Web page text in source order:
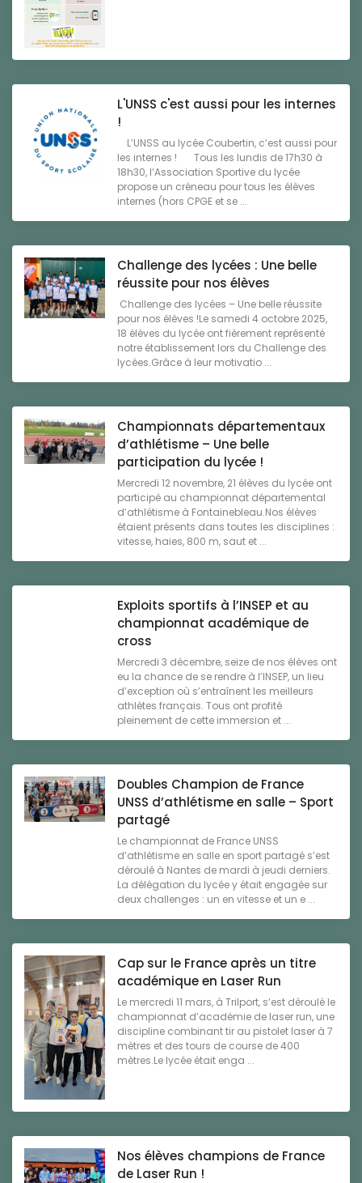
L'UNSS c'est aussi pour les internes
!
L’UNSS au lycée Coubertin, c’est aussi pour
les internes ! Tous les lundis de 17h30 à
18h30, l’Association Sportive du lycée
propose un créneau pour tous les élèves
internes (hors CPGE et se ...
Challenge des lycées : Une belle
réussite pour nos élèves
Challenge des lycées – Une belle réussite
pour nos élèves !Le samedi 4 octobre 2025,
18 élèves du lycée ont fièrement représenté
notre établissement lors du Challenge des
lycées.Grâce à leur motivatio ...
Championnats départementaux
d’athlétisme – Une belle
participation du lycée !
Mercredi 12 novembre, 21 élèves du lycée ont
participé au championnat départemental
d’athlétisme à Fontainebleau.Nos élèves
étaient présents dans toutes les disciplines :
vitesse, haies, 800 m, saut et ...
Exploits sportifs à l’INSEP et au
championnat académique de
cross
Mercredi 3 décembre, seize de nos élèves ont
eu la chance de se rendre à l’INSEP, un lieu
d’exception où s’entraînent les meilleurs
athlètes français. Tous ont profité
pleinement de cette immersion et ...
Doubles Champion de France
UNSS d’athlétisme en salle – Sport
partagé
Le championnat de France UNSS
d’athlétisme en salle en sport partagé s’est
déroulé à Nantes de mardi à jeudi derniers.
La délégation du lycée y était engagée sur
deux challenges : un en vitesse et un e ...
Cap sur le France après un titre
académique en Laser Run
Le mercredi 11 mars, à Trilport, s’est déroulé le
championnat d’académie de laser run, une
discipline combinant tir au pistolet laser à 7
mètres et des tours de course de 400
mètres.Le lycée était enga ...
Nos élèves champions de France
de Laser Run !